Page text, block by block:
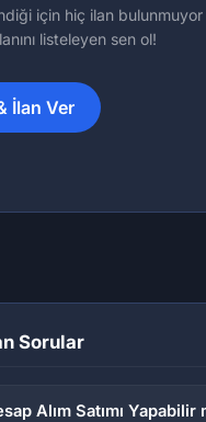
için hiç ilan bulunmuyor
listeleyen sen ol!
İlan Ver
Sorular
Alım Satımı Yapabilir